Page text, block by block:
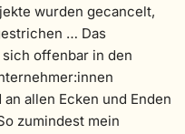
wurden gecancelt,
… Das
sich offenbar in den
allen Ecken und Enden
zumindest mein